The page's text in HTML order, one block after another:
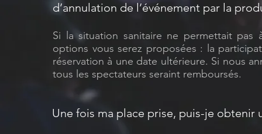
d’annulation de l’événement par la
Si la situation sanitaire ne permettait
options vous serez proposées : la
réservation à une date ultérieure. Si nous
tous les spectateurs seraint remboursés.​
Une fois ma place prise, puis-je obtenir